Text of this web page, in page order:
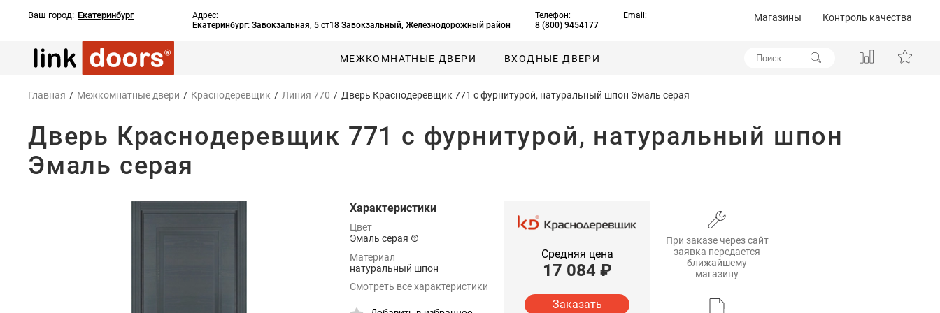
Ваш город: Екатеринбург
Адрес:
Екатеринбург: Завокзальная, 5 ст18 Завокзальный, Железнодорожный район
Телефон:
8 (800) 9454177
Email: Магазины Контроль качества
МЕЖКОМНАТНЫЕ ДВЕРИ ВХОДНЫЕ ДВЕРИ
Главная / Межкомнатные двери / Краснодеревщик / Линия 770 / Дверь Краснодеревщик 771 с фурнитурой, натуральный шпон Эмаль серая
Дверь Краснодеревщик 771 с фурнитурой, натуральный шпон
Эмаль серая
Характеристики
Цвет
Эмаль серая
Материал
натуральный шпон
Смотреть все характеристики
Средняя цена
17 084 ₽
Заказать
При заказе через сайт
заявка передается
ближайшему
магазину